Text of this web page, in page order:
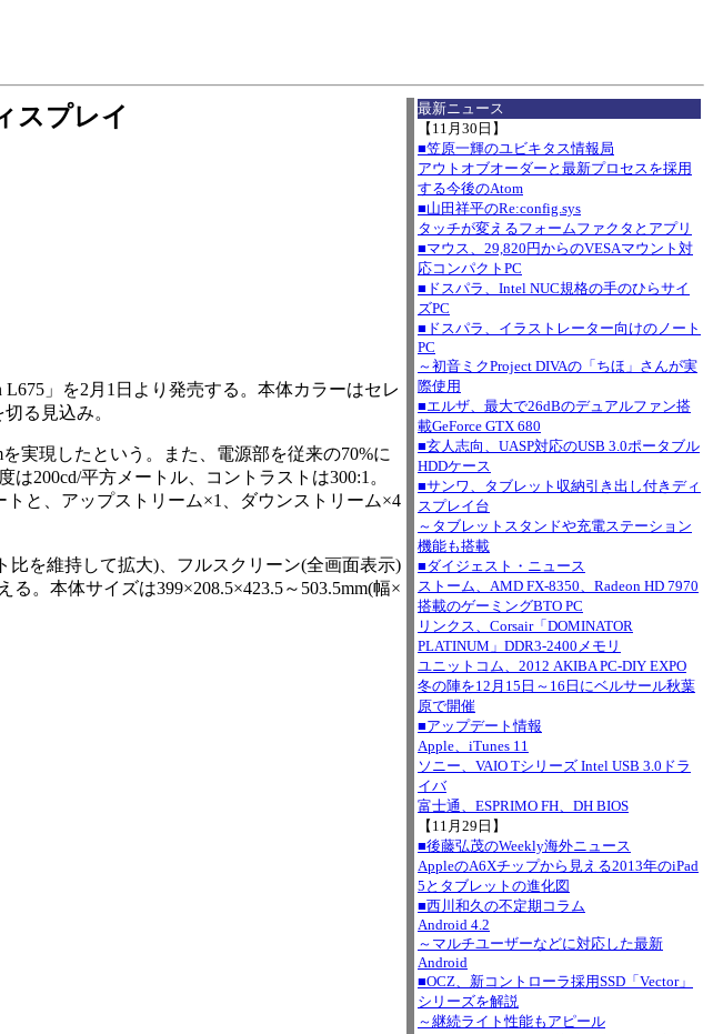
スプレイ
」を2月1日より発売する。本体カラーはセレ
る見込み。
実現したという。また、電源部を従来の70%に
200cd/平方メートル、コントラストは300:1。
と、アップストリーム×1、ダウンストリーム×4
を維持して拡大)、フルスクリーン(全画面表示)
。本体サイズは399×208.5×423.5～503.5mm(幅×
最新ニュース
【11月30日】
■笠原一輝のユビキタス情報局
アウトオブオーダーと最新プロセスを採用
する今後のAtom
■山田祥平のRe:config.sys
タッチが変えるフォームファクタとアプリ
■マウス、29,820円からのVESAマウント対
応コンパクトPC
■ドスパラ、Intel NUC規格の手のひらサイ
ズPC
■ドスパラ、イラストレーター向けのノート
PC
～初音ミクProject DIVAの「ちほ」さんが実
際使用
■エルザ、最大で26dBのデュアルファン搭
載GeForce GTX 680
■玄人志向、UASP対応のUSB 3.0ポータブル
HDDケース
■サンワ、タブレット収納引き出し付きディ
スプレイ台
～タブレットスタンドや充電ステーション
機能も搭載
■ダイジェスト・ニュース
ストーム、AMD FX-8350、Radeon HD 7970
搭載のゲーミングBTO PC
リンクス、Corsair「DOMINATOR
PLATINUM」DDR3-2400メモリ
ユニットコム、2012 AKIBA PC-DIY EXPO
冬の陣を12月15日～16日にベルサール秋葉
原で開催
■アップデート情報
Apple、iTunes 11
ソニー、VAIO Tシリーズ Intel USB 3.0ドラ
イバ
富士通、ESPRIMO FH、DH BIOS
【11月29日】
■後藤弘茂のWeekly海外ニュース
AppleのA6Xチップから見える2013年のiPad
5とタブレットの進化図
■西川和久の不定期コラム
Android 4.2
～マルチユーザーなどに対応した最新
Android
■OCZ、新コントローラ採用SSD「Vector」
シリーズを解説
～継続ライト性能もアピール